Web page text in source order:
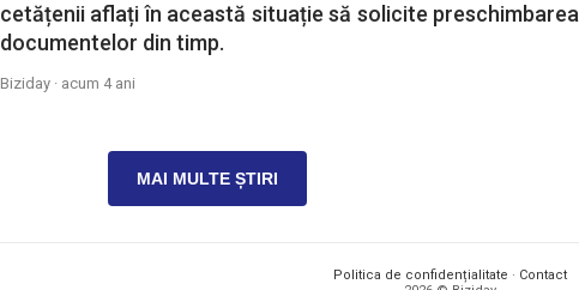
cetățenii aflați în această situație să solicite preschimbarea
documentelor din timp.
Biziday · acum 4 ani
MAI MULTE ȘTIRI
Politica de confidențialitate · Contact